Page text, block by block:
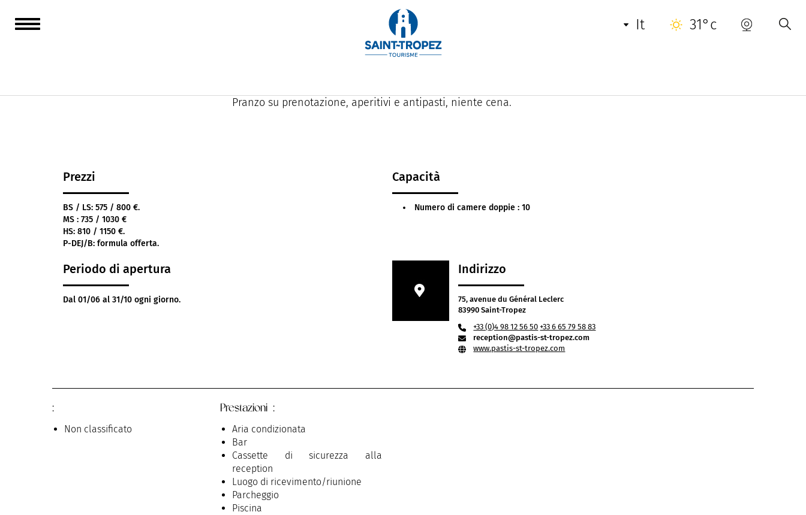
it 31°c
Un hotel privato dove vi sentirete come a casa, all'ingresso di Saint-Tropez, a due passi dal centro, dal porto
Pranzo su prenotazione, aperitivi e antipasti, niente cena.
Prezzi
BS / LS: 575 / 800 €.
MS : 735 / 1030 €
HS: 810 / 1150 €.
P-DEJ/B: formula offerta.
Capacità
Numero di camere doppie : 10
Periodo di apertura
Dal 01/06 al 31/10 ogni giorno.
Indirizzo
75, avenue du Général Leclerc
83990 Saint-Tropez
+33 (0)4 98 12 56 50 +33 6 65 79 58 83
reception@pastis-st-tropez.com
www.pastis-st-tropez.com
:
Non classificato
Prestazioni :
Aria condizionata
Bar
Cassette di sicurezza alla
reception
Luogo di ricevimento/riunione
Parcheggio
Piscina